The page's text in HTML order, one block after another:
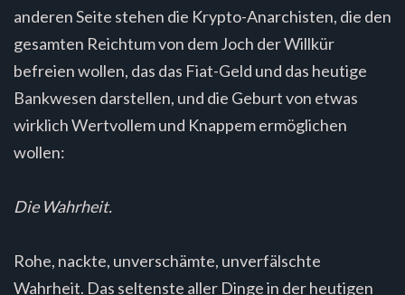
anderen Seite stehen die Krypto-Anarchisten, die den
gesamten Reichtum von dem Joch der Willkür
befreien wollen, das das Fiat-Geld und das heutige
Bankwesen darstellen, und die Geburt von etwas
wirklich Wertvollem und Knappem ermöglichen
wollen:
Die Wahrheit.
Rohe, nackte, unverschämte, unverfälschte
Wahrheit. Das seltenste aller Dinge in der heutigen